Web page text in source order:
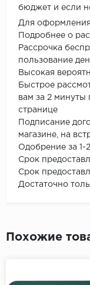
бюджет и если
Для
Подробнее о
Рассрочка
пользование
Высокая
Быстрое
вам за 2 минуты
странице
Подписание
магазине, на
Одобрение за 1-
Срок
Срок
Достаточно
Похожие